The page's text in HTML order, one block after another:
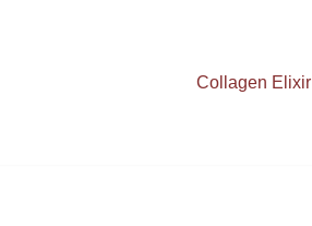
Collagen Elixir